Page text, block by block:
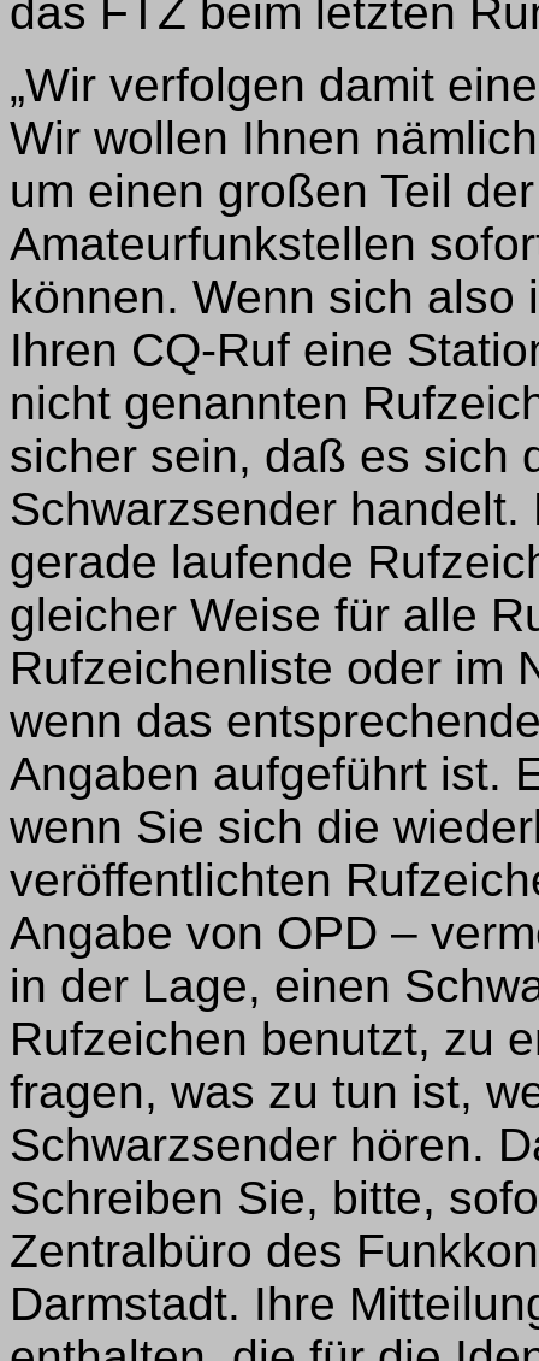
das FTZ beim letzten
„Wir verfolgen damit
Wir wollen Ihnen
um einen großen Teil
Amateurfunkstellen
können. Wenn sich also
Ihren CQ-Ruf eine
nicht genannten
sicher sein, daß es sich
Schwarzsender
gerade laufende
gleicher Weise für alle
Rufzeichenliste oder im
wenn das
Angaben aufgeführt ist.
wenn Sie sich die
veröffentlichten
Angabe von OPD –
in der Lage, einen
Rufzeichen benutzt, zu
fragen, was zu tun ist,
Schwarzsender hören.
Schreiben Sie, bitte,
Zentralbüro des
Darmstadt. Ihre